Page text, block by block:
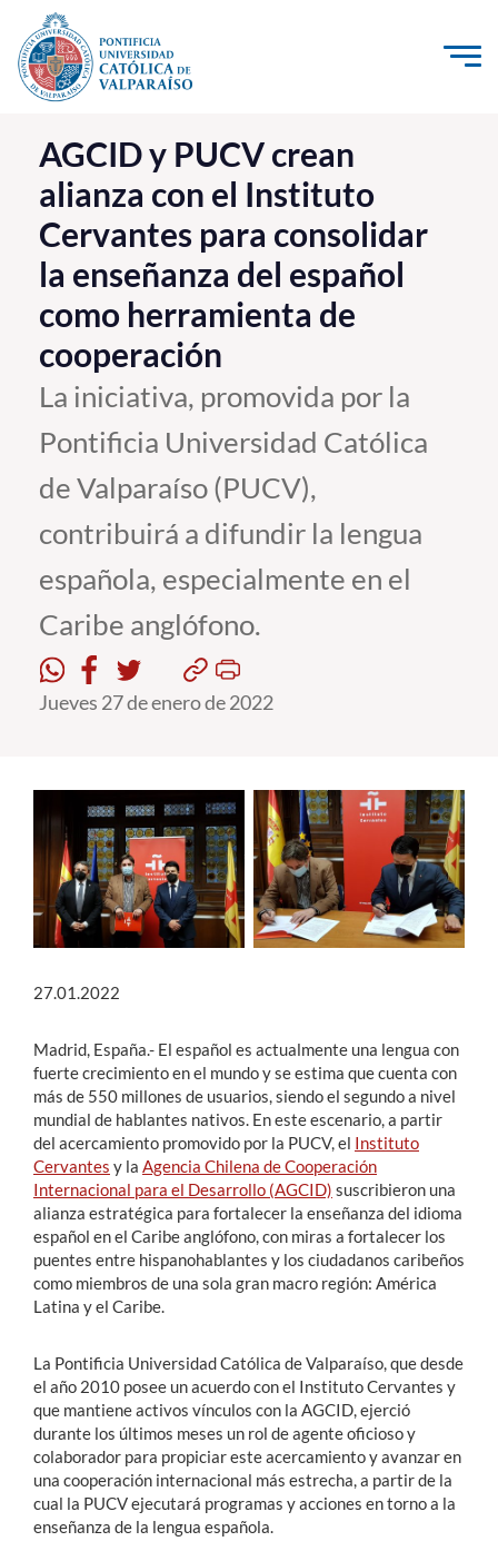
Click acá para ir directamente al contenido
La Universidad
Investigación, Creación e Innovación
PUCV Internacional
Vinculación con el Medio
Admisión
Pregrado
Postgrado
Formación Continua
Académicos
Funcionarios
Alumni
AGCID y PUCV crean
alianza con el Instituto
Cervantes para consolidar
la enseñanza del español
como herramienta de
cooperación
La iniciativa, promovida por la
Pontificia Universidad Católica
de Valparaíso (PUCV),
contribuirá a difundir la lengua
española, especialmente en el
Caribe anglófono.
Jueves 27 de enero de 2022
27.01.2022
Madrid, España.- El español es actualmente una lengua con
fuerte crecimiento en el mundo y se estima que cuenta con
más de 550 millones de usuarios, siendo el segundo a nivel
mundial de hablantes nativos. En este escenario, a partir
del acercamiento promovido por la PUCV, el Instituto
Cervantes y la Agencia Chilena de Cooperación
Internacional para el Desarrollo (AGCID) suscribieron una
alianza estratégica para fortalecer la enseñanza del idioma
español en el Caribe anglófono, con miras a fortalecer los
puentes entre hispanohablantes y los ciudadanos caribeños
como miembros de una sola gran macro región: América
Latina y el Caribe.
La Pontificia Universidad Católica de Valparaíso, que desde
el año 2010 posee un acuerdo con el Instituto Cervantes y
que mantiene activos vínculos con la AGCID, ejerció
durante los últimos meses un rol de agente oficioso y
colaborador para propiciar este acercamiento y avanzar en
una cooperación internacional más estrecha, a partir de la
cual la PUCV ejecutará programas y acciones en torno a la
enseñanza de la lengua española.